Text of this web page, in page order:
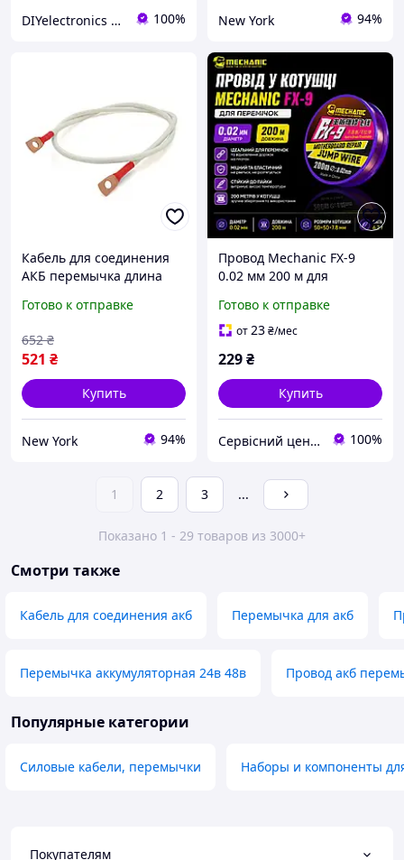
DIYelectronics / Умные детали 100% New York 94%
Кабель для соединения
АКБ перемычка длина
ПВ-3/КГНВ Одессакабель
медь newyork
Готово к отправке
521 ₴
652 ₴
Купить
New York 94%
Провод Mechanic FX-9
0.02 мм 200 м для
плат
Готово к отправке
от23₴/мес
229₴
Купить
Сервісний центр "Галактика" 100%
1 2 3 ...
Показано 1 - 29 товаров из 3000+
Смотри также
Кабель для соединения акб Перемычка для акб
Перемычка аккумуляторная 24в 48в Провод акб
Популярные категории
Силовые кабели, перемычки Наборы и компоненты
Покупателям